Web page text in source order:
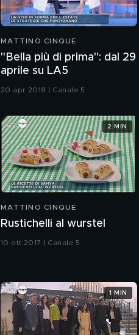
MATTINO CINQUE
"Bella più di prima": dal 29
aprile su LA5
20 apr 2018 | Canale 5
MATTINO CINQUE
Rustichelli al wurstel
10 ott 2017 | Canale 5
2 MIN
1 MIN